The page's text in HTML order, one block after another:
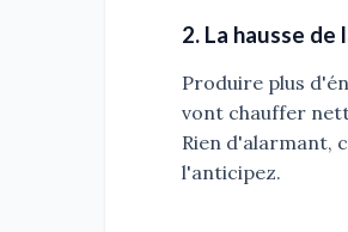
2. La hausse
Produire plus
vont chauffer
Rien d'alarmant,
l'anticipez.